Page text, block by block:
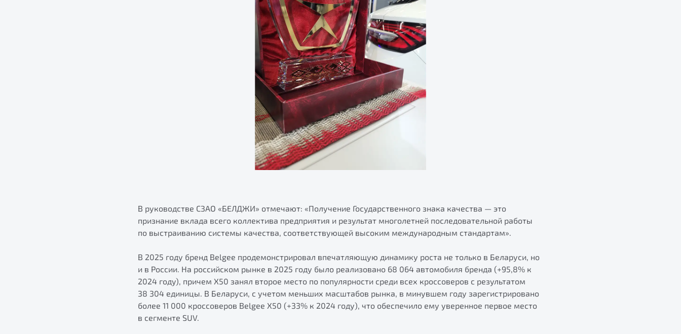
В руководстве СЗАО «БЕЛДЖИ» отмечают: «Получение Государственного знака качества — это
признание вклада всего коллектива предприятия и результат многолетней последовательной работы
по выстраиванию системы качества, соответствующей высоким международным стандартам».
В 2025 году бренд Belgee продемонстрировал впечатляющую динамику роста не только в Беларуси, но
и в России. На российском рынке в 2025 году было реализовано 68 064 автомобиля бренда (+95,8% к
2024 году), причем X50 занял второе место по популярности среди всех кроссоверов с результатом
38 304 единицы. В Беларуси, с учетом меньших масштабов рынка, в минувшем году зарегистрировано
более 11 000 кроссоверов Belgee X50 (+33% к 2024 году), что обеспечило ему уверенное первое место
в сегменте SUV.